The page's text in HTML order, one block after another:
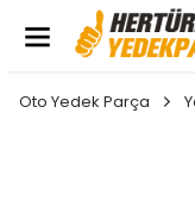
Oto Yedek Parça